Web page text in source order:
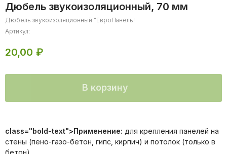
Дюбель звукоизоляционный, 70 мм
Дюбель звукоизоляционный "ЕвроПанель!
Артикул:
20,00 ₽
В корзину
пластик, стекловолокно
строительство, ремонт, гидроизоляция
class="bold-text">Применение: для крепления панелей на
стены (пено-газо-бетон, гипс, кирпич) и потолок (только в
бетон)